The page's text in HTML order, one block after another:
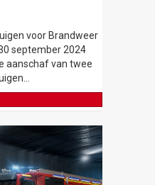
voor Brandweer
september 2024
aanschaf van twee